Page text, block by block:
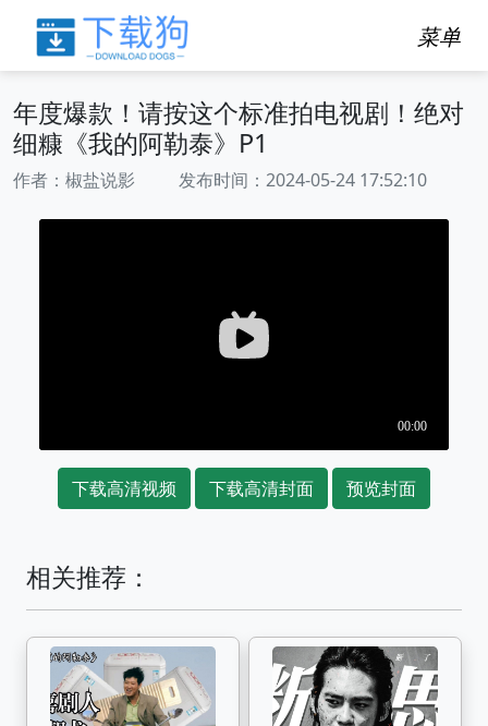
菜单
年度爆款！请按这个标准拍电视剧！绝对
细糠《我的阿勒泰》P1
作者：椒盐说影 发布时间：2024-05-24 17:52:10
下载高清视频 下载高清封面 预览封面
相关推荐：